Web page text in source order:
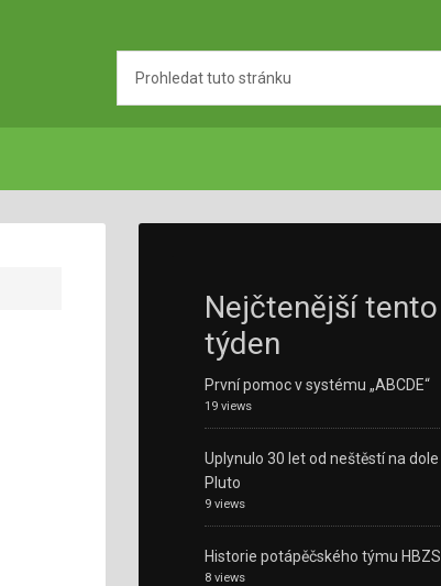
Nejčtenější tento
týden
První pomoc v systému „ABCDE“
19 views
Uplynulo 30 let od neštěstí na dole
Pluto
9 views
Historie potápěčského týmu HBZS
8 views